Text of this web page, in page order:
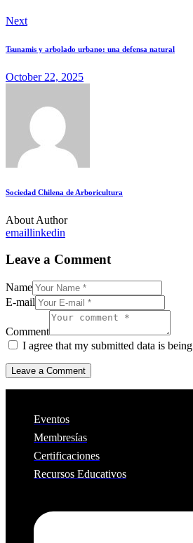
Next
Tsunamis y arbolado urbano: una defensa natural
October 22, 2025
Sociedad Chilena de Arboricultura
About Author
emaillinkedin
Leave a Comment
Name
E-mail
Comment
I agree that my submitted data is being
Eventos
Membresías
Certificaciones
Recursos Educativos